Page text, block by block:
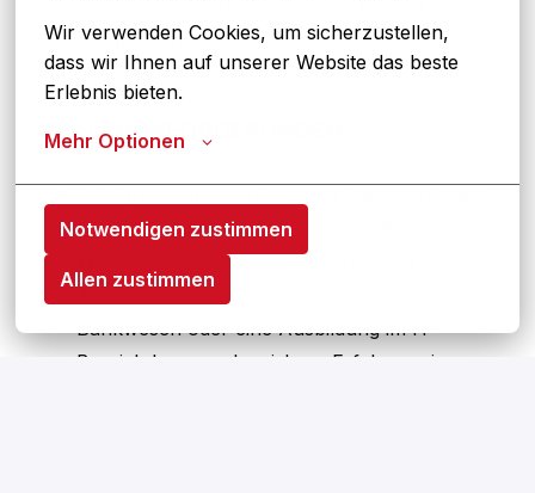
Wir verwenden Cookies, um sicherzustellen,
dass wir Ihnen auf unserer Website das beste
Erlebnis bieten.
Mehr Optionen
Notwendigen zustimmen
Allen zustimmen
Zusatz-Rente.
STELLENANFORDERUNGEN
Masterstudium (B.Sc. / M.Sc.) im Bereich
Wirtschaftsinformatik, BWL, Business
Administration, Business Management,
Bankwesen oder eine Ausbildung im IT-
Bereich bzw. nachweisbare Erfahrung im